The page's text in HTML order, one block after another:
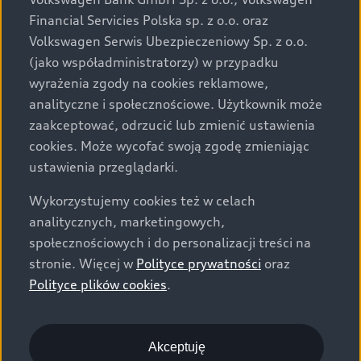
za dopłatą. Wiążące ustalenie ceny, wyposażenia i
specyfikacji pojazdu następują w umowie sprzedaży, a
określenie parametrów technicznych zawiera
świadectwo homologacji typu pojazdu. Zastrzegamy
sobie prawo do zmian i pomyłek. Wszelkie informacje
prezentowane na stronie są aktualne na dzień ich
zamieszczania. W celu uzyskania najnowszych
informacji prosimy kontaktować się z Partnerem Marki
Audi.
Wszystkie produkowane obecnie samochody marki Audi
są wykonywane z materiałów spełniających pod
względem możliwości odzysku i recyklingu wymagania
określone w normie ISO 22628 i są zgodne z
europejskimi świadectwami homologacji wydanymi wg
o.o. podlega obowiązkowi zapewnienia wszystkim
użytkownikom samochodów marki Volkswagen sieci
Financial Servicies Polska sp. z o.o. oraz
Volkswagen Serwis Ubezpieczeniowy Sp. z o.o.
(jako współadministratorzy) w przypadku
wyrażenia zgody na cookies reklamowe,
analityczne i społecznościowe. Użytkownik może
zaakceptować, odrzucić lub zmienić ustawienia
cookies. Może wycofać swoją zgodę zmieniając
ustawienia przeglądarki.
Wykorzystujemy cookies też w celach
analitycznych, marketingowych,
społecznościowych i do personalizacji treści na
stronie. Więcej w Polityce prywatności oraz
Polityce plików cookies.
Akceptuję